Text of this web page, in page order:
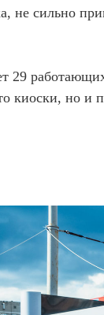
не сильно
29
киоски, но и